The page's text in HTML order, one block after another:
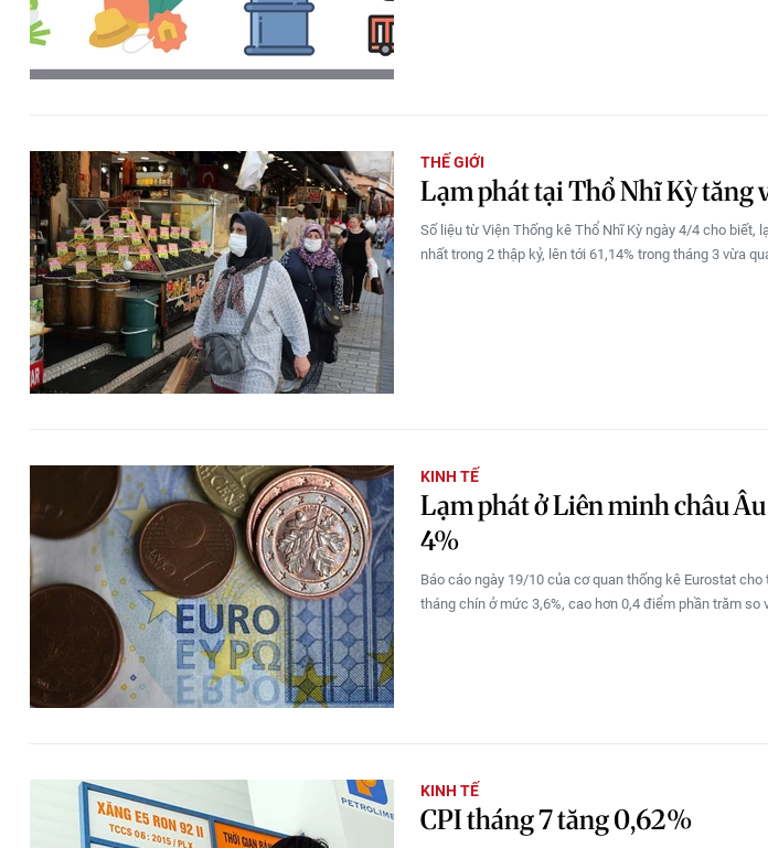
THẾ GIỚI
Lạm phát tại Thổ Nhĩ Kỳ tăng
Số liệu từ Viện Thống kê Thổ Nhĩ Kỳ ngày 4/4 cho biết,
nhất trong 2 thập kỷ, lên tới 61,14% trong tháng 3 vừa
KINH TẾ
Lạm phát ở Liên minh châu
4%
Báo cáo ngày 19/10 của cơ quan thống kê Eurostat
tháng chín ở mức 3,6%, cao hơn 0,4 điểm phần trăm so
KINH TẾ
CPI tháng 7 tăng 0,62%